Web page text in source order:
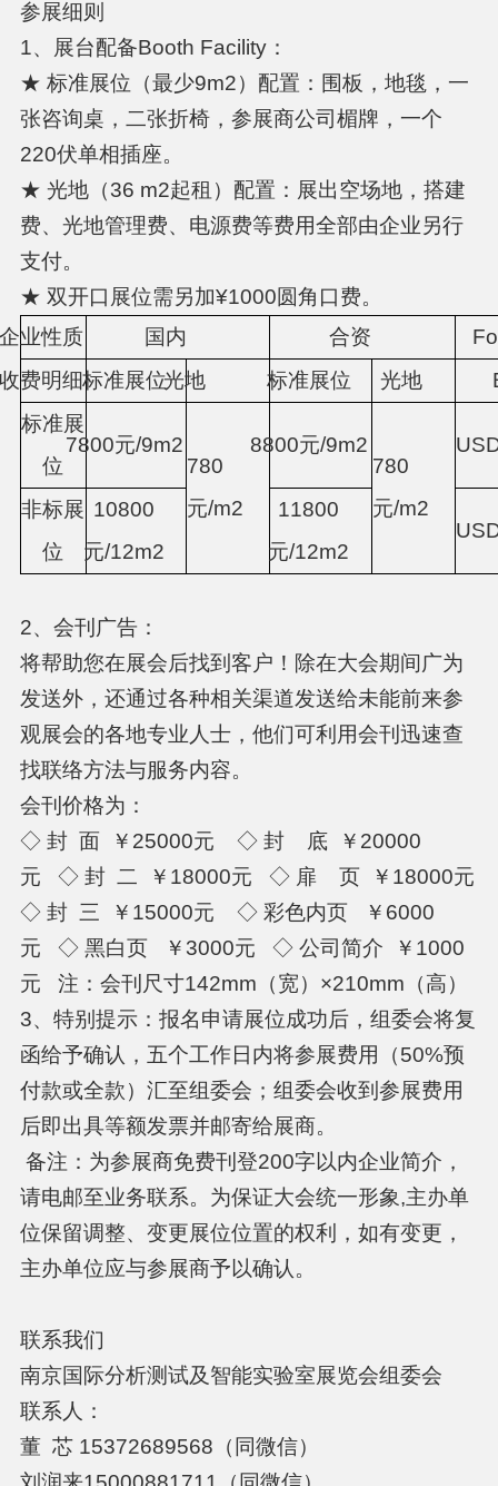
参展细则
1、展台配备Booth Facility：
★ 标准展位（最少9m2）配置：围板，地毯，一
张咨询桌，二张折椅，参展商公司楣牌，一个
220伏单相插座。
★ 光地（36 m2起租）配置：展出空场地，搭建
费、光地管理费、电源费等费用全部由企业另行
支付。
★ 双开口展位需另加¥1000圆角口费。
企业性质
国内 合资
收费明细标准展位光地 标准展位 光地
标准展
位
7800元/9m2
780
元/m2
8800元/9m2
780
元/m2
非标展
位
10800
元/12m2
11800
元/12m2
2、会刊广告：
将帮助您在展会后找到客户！除在大会期间广为
发送外，还通过各种相关渠道发送给未能前来参
观展会的各地专业人士，他们可利用会刊迅速查
找联络方法与服务内容。
会刊价格为：
◇ 封 面 ￥25000元 ◇ 封 底 ￥20000
元 ◇ 封 二 ￥18000元 ◇ 扉 页 ￥18000元
◇ 封 三 ￥15000元 ◇ 彩色内页 ￥6000
元 ◇ 黑白页 ￥3000元 ◇ 公司简介 ￥1000
元 注：会刊尺寸142mm（宽）×210mm（高）
3、特别提示：报名申请展位成功后，组委会将复
函给予确认，五个工作日内将参展费用（50%预
付款或全款）汇至组委会；组委会收到参展费用
后即出具等额发票并邮寄给展商。
备注：为参展商免费刊登200字以内企业简介，
请电邮至业务联系。为保证大会统一形象,主办单
位保留调整、变更展位位置的权利，如有变更，
主办单位应与参展商予以确认。
联系我们
南京国际分析测试及智能实验室展览会组委会
联系人：
董 芯 15372689568（同微信）